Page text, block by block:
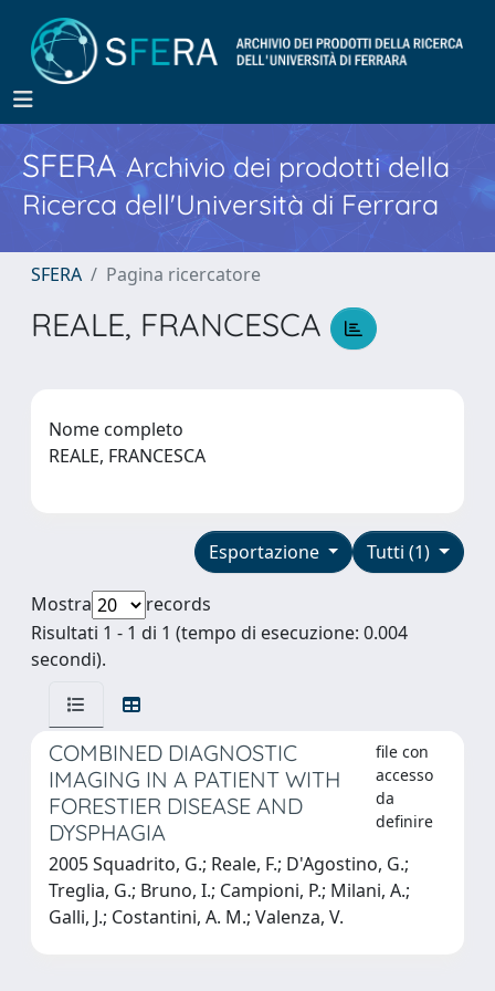
SFERA Archivio dei prodotti della
Ricerca dell'Università di Ferrara
SFERA Pagina ricercatore
REALE, FRANCESCA
Nome completo
REALE, FRANCESCA
Tutti (1)
Esportazione
Mostra
records
Risultati 1 - 1 di 1 (tempo di esecuzione: 0.004
secondi).
COMBINED DIAGNOSTIC
IMAGING IN A PATIENT WITH
FORESTIER DISEASE AND
DYSPHAGIA
file con
accesso
da
definire
2005 Squadrito, G.; Reale, F.; D'Agostino, G.;
Treglia, G.; Bruno, I.; Campioni, P.; Milani, A.;
Galli, J.; Costantini, A. M.; Valenza, V.